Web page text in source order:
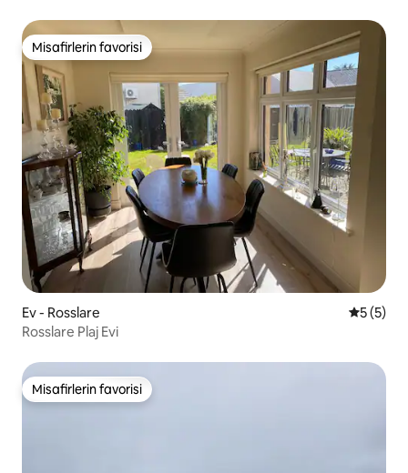
Misafirlerin favorisi
Misafirlerin favorisi
Ev - Rosslare 55 (5)
Rosslare Plaj Evi
Misafirlerin favorisi
Misafirlerin favorisi